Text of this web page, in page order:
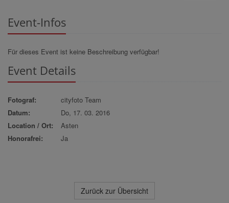
Event-Infos
Für dieses Event ist keine Beschreibung verfügbar!
Event Details
Fotograf:
cityfoto Team
Datum:
Do, 17. 03. 2016
Location / Ort:
Asten
Honorafrei:
Ja
Zurück zur Übersicht